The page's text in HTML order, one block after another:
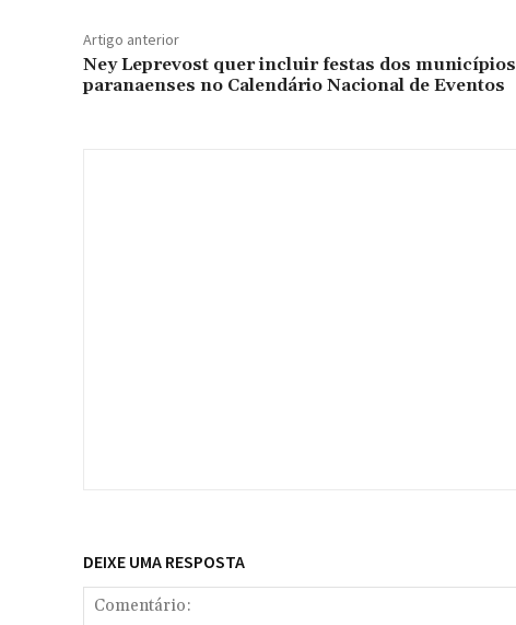
Artigo anterior
Ney Leprevost quer incluir festas dos municípios
paranaenses no Calendário Nacional de Eventos
DEIXE UMA RESPOSTA